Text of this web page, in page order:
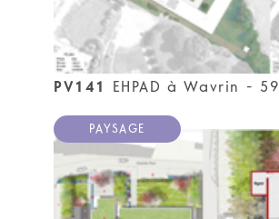
PV141 EHPAD à Wavrin - 59
PAYSAGE